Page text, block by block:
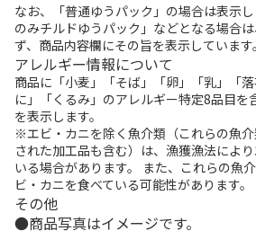
なお、「普通ゆうパック」の場合は表示
のみチルドゆうパック」などとなる場合
ず、商品内容欄にその旨を表示しています。
アレルギー情報について
商品に「小麦」「そば」「卵」「乳」「
に」「くるみ」のアレルギー特定8品目を
を表示します。
※エビ・カニを除く魚介類（これらの魚
された加工品も含む）は、漁獲漁法によ
いる場合があります。 また、これらの魚
ビ・カニを食べている可能性があります。
その他
商品写真はイメージです。